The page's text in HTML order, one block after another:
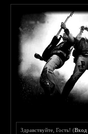
Здравствуйте, Гость! (Вход